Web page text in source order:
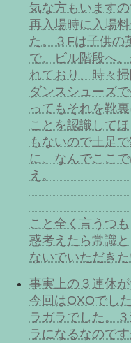
気な方もいます
再入場時に入場
た。３Fは子供の
で、ビル階段へ
れており、時々
ダンスシューズ
ってもそれを靴
ことを認識して
もないので土足
に、なんでここ
う
こと全く言うつ
惑考えたら常識
ないでいただき
事実上の３連休
今回はOXOでし
ラガラでした。
ラになるなので